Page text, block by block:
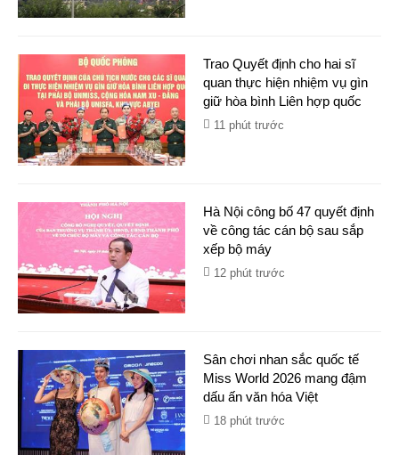
Trao Quyết định cho hai sĩ
quan thực hiện nhiệm vụ gìn
giữ hòa bình Liên hợp quốc
11 phút trước
Hà Nội công bố 47 quyết định
về công tác cán bộ sau sắp
xếp bộ máy
12 phút trước
Sân chơi nhan sắc quốc tế
Miss World 2026 mang đậm
dấu ấn văn hóa Việt
18 phút trước